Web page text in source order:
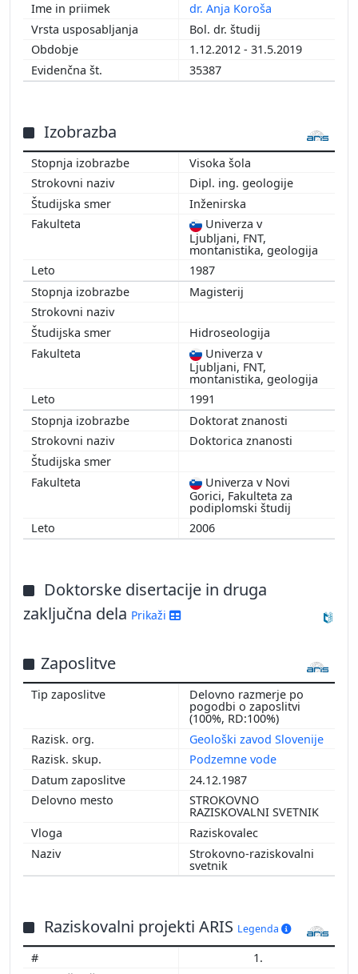
2009
2010
2011
dr. Anja Koroša
Bol. dr. študij
1.12.2012 - 31.5.2019
35387
Izobrazba
Visoka šola
Dipl. ing. geologije
Inženirska
Univerza v
Ljubljani, FNT,
montanistika, geologija
1987
Magisterij
Hidroseologija
Univerza v
Ljubljani, FNT,
montanistika, geologija
1991
Doktorat znanosti
Doktorica znanosti
Univerza v Novi
Gorici, Fakulteta za
podiplomski študij
2006
Doktorske disertacije in druga
zaključna dela Prikaži
Zaposlitve
Delovno razmerje po
pogodbi o zaposlitvi
(100%, RD:100%)
Geološki zavod Slovenije
Podzemne vode
24.12.1987
STROKOVNO
RAZISKOVALNI SVETNIK
Raziskovalec
Strokovno-raziskovalni
svetnik
Raziskovalni projekti ARIS Legenda
1.